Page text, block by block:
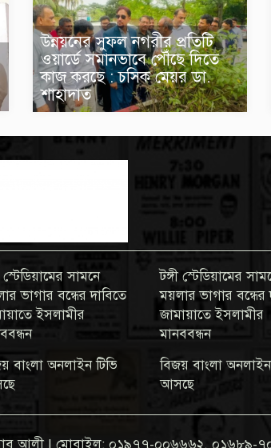
উন্নয়নের সুফল নগরীর প্রতিটি
ওয়ার্ডে সমানভাবে পৌঁছে দিতে
কাজ করছে : চসিক মেয়র ডা.
শাহাদাত
স্টেডিয়ামের সামনে
ভাগার বন্ধের দাবিতে
ইসলামীর
বাংলা অনলাইন টিভি
টঙ্গী স্টেডিয়ামের
ময়লার ভাগার বন্ধের
জামায়াতে ইসলামীর
মানববন্ধন
বিজয় বাংলা অনলাইন
আসছে